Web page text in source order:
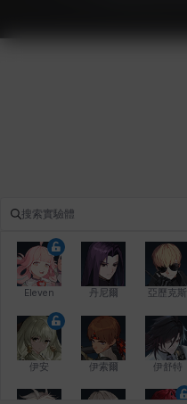
Eleven 丹尼爾 亞歷克斯
伊安 伊索爾 伊舒特